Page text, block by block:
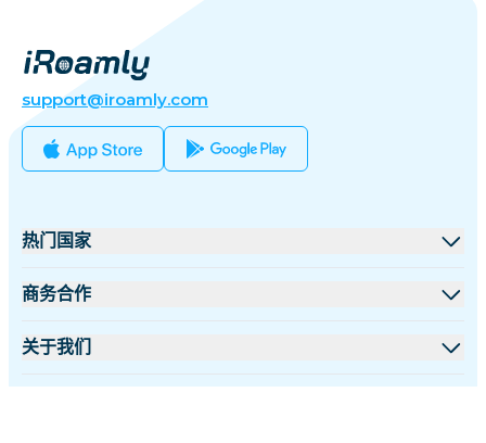
support@iroamly.com
热门国家
美国
商务合作
批发平台
关于我们
关于 iRoamly